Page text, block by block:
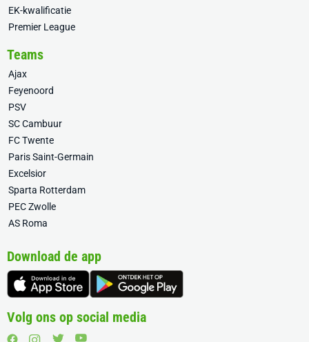
EK-kwalificatie
Premier League
Teams
Ajax
Feyenoord
PSV
SC Cambuur
FC Twente
Paris Saint-Germain
Excelsior
Sparta Rotterdam
PEC Zwolle
AS Roma
Download de app
Volg ons op social media